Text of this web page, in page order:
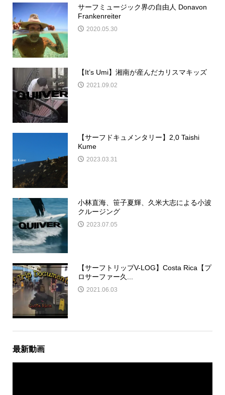
サーフミュージック界の自由人 Donavon
Frankenreiter
2020.05.30
【It’s Umi】湘南が産んだカリスマキッズ
2021.09.02
【サーフドキュメンタリー】2,0 Taishi
Kume
2023.03.31
小林直海、笹子夏輝、久米大志による小波
クルージング
2023.07.05
【サーフトリップV-LOG】Costa Rica【プ
ロサーファー久...
2021.06.03
最新動画